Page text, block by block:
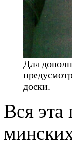
Для
доски.
Вся эта